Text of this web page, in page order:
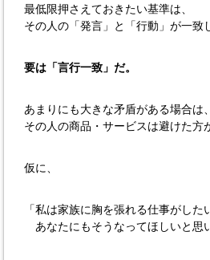
最低限押さえておきたい基準は、
その人の「発言」と「行動」が一致
要は「言行一致」だ。
あまりにも大きな矛盾がある場合は、
その人の商品・サービスは避けた方
仮に、
「私は家族に胸を張れる仕事がした
あなたにもそうなってほしいと思